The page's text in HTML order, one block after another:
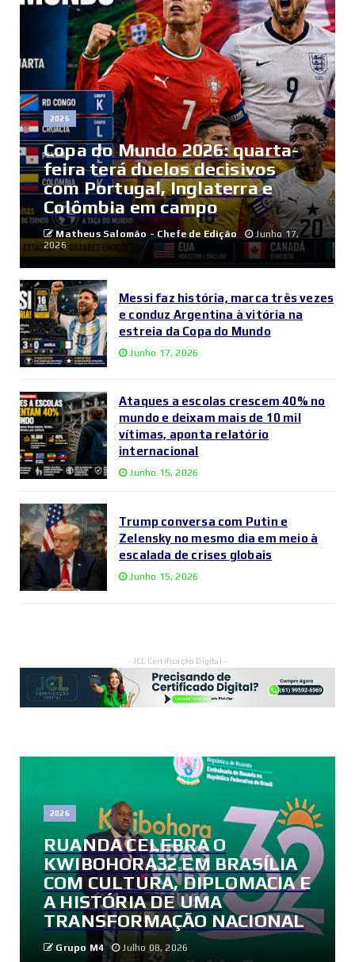
2026
Copa do Mundo 2026: quarta-
feira terá duelos decisivos
com Portugal, Inglaterra e
Colômbia em campo
Matheus Salomão - Chefe de Edição
Junho 17,
2026
Messi faz história, marca três vezes
e conduz Argentina à vitória na
estreia da Copa do Mundo
Junho 17, 2026
Ataques a escolas crescem 40% no
mundo e deixam mais de 10 mil
vítimas, aponta relatório
internacional
Junho 15, 2026
Trump conversa com Putin e
Zelensky no mesmo dia em meio à
escalada de crises globais
Junho 15, 2026
- JCL Certificação Digital -
2026
RUANDA CELEBRA O
KWIBOHORA32 EM BRASÍLIA
COM CULTURA, DIPLOMACIA E
A HISTÓRIA DE UMA
TRANSFORMAÇÃO NACIONAL
Grupo M4 Julho 08, 2026